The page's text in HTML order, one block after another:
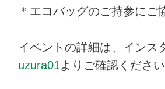
＊エコバッグのご持参にご
イベントの詳細は、インス
uzura01よりご確認ください